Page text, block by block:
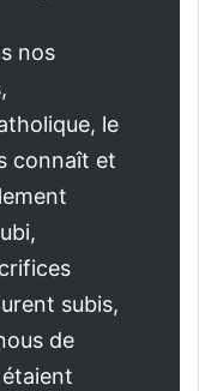
nos
le
connaît et
subis,
de
étaient